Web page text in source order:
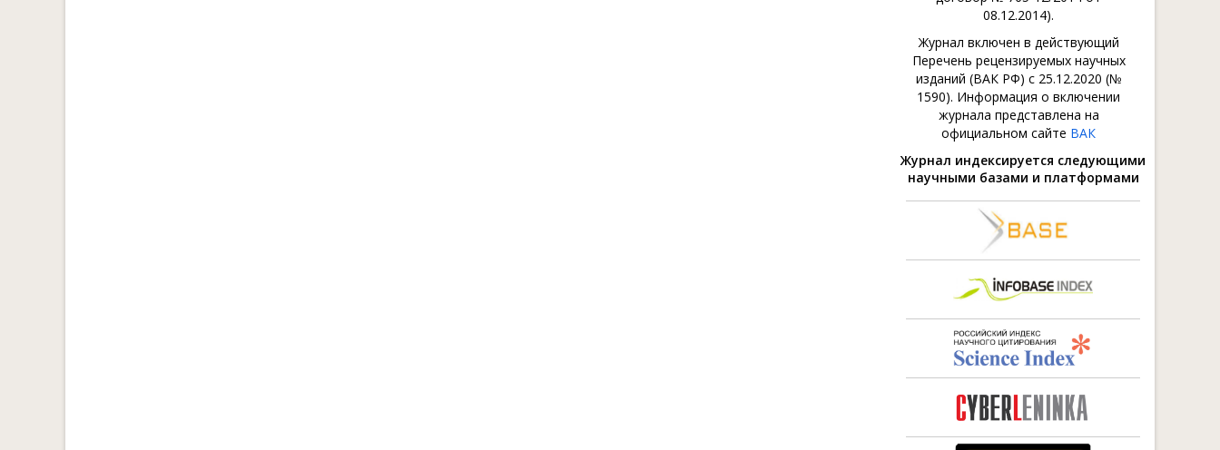
08.12.2014).
Журнал включен в действующий
Перечень рецензируемых научных
изданий (ВАК РФ) с 25.12.2020 (№
1590). Информация о включении
журнала представлена на
официальном сайте ВАК
Журнал индексируется следующими
научными базами и платформами